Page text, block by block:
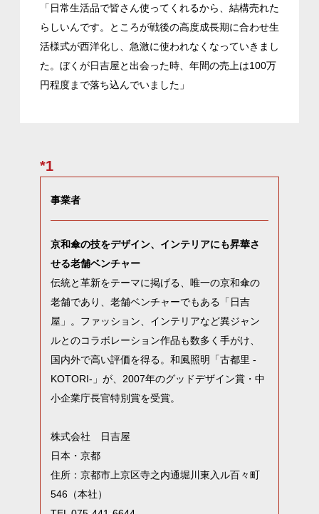
「日常生活品で皆さん使ってくれるから、結構売れた
らしいんです。ところが戦後の高度成長期に合わせ生
活様式が西洋化し、急激に使われなくなっていきまし
た。ぼくが日吉屋と出会った時、年間の売上は100万
円程度まで落ち込んでいました」
*1
事業者
京和傘の技をデザイン、インテリアにも昇華さ
せる老舗ベンチャー
伝統と革新をテーマに掲げる、唯一の京和傘の
老舗であり、老舗ベンチャーでもある「日吉
屋」。ファッション、インテリアなど異ジャン
ルとのコラボレーション作品も数多く手がけ、
国内外で高い評価を得る。和風照明「古都里 -
KOTORI-」が、2007年のグッドデザイン賞・中
小企業庁長官特別賞を受賞。
株式会社 日吉屋
日本・京都
住所：京都市上京区寺之内通堀川東入ル百々町
546 （本社）